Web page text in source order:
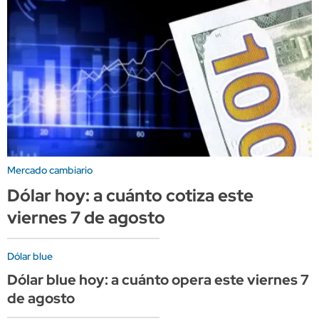
Mercado cambiario
Dólar hoy: a cuánto cotiza este
viernes 7 de agosto
Dólar blue
Dólar blue hoy: a cuánto opera este viernes 7
de agosto